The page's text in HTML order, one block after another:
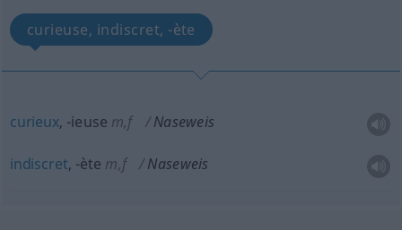
curieuse, indiscret, -ète
curieux, -ieuse m,f Naseweis
indiscret, -ète m,f Naseweis